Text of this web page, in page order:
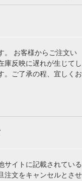
。 お客様からご注文い
庫反映に遅れが生じてし
。ご了承の程、宜しくお
サイトに記載されている
注文をキャンセルとさせ